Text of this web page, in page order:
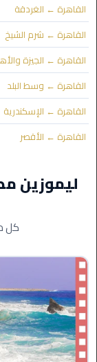
خدمة
VIP
ايجار
سيارات
في
مصر
لاين
مدينتي
ليموزين
الرحاب
القاهرة ← الغردقة
القاهرة ← شرم الشيخ
القاهرة ← الجيزة
القاهرة ← وسط البلد
القاهرة ← الإسكندرية
القاهرة ← الأقصر
ليموزين
كل